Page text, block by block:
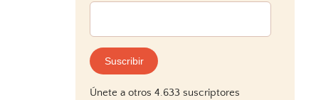
Dirección
correo
electrónico:
Suscribir
Únete a otros 4.633 suscriptores